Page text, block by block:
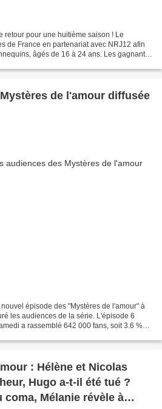
retour pour une huitième saison ! Le
de France en partenariat avec NRJ12 afin
âgés de 16 à 24 ans. Les gagnants
de l'amour diffusée
épisode des "Mystères de l'amour" à
les audiences de la série. L'épisode 6
a rassemblé 642 000 fans, soit 3.6 %
: Hélène et Nicolas
Hugo a-t-il été tué ?
coma, Mélanie révèle à